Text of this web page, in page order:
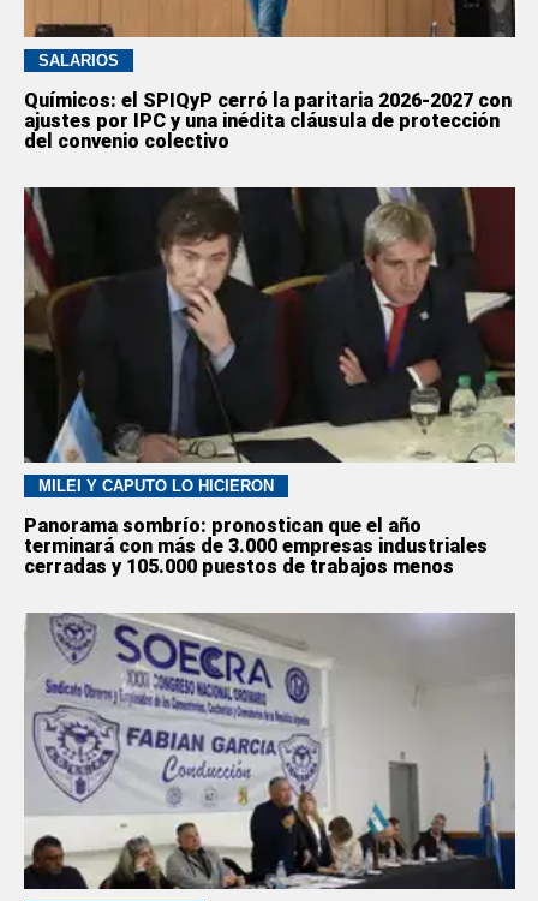
SALARIOS
Químicos: el SPIQyP cerró la paritaria 2026-2027 con
ajustes por IPC y una inédita cláusula de protección
del convenio colectivo
MILEI Y CAPUTO LO HICIERON
Panorama sombrío: pronostican que el año
terminará con más de 3.000 empresas industriales
cerradas y 105.000 puestos de trabajos menos